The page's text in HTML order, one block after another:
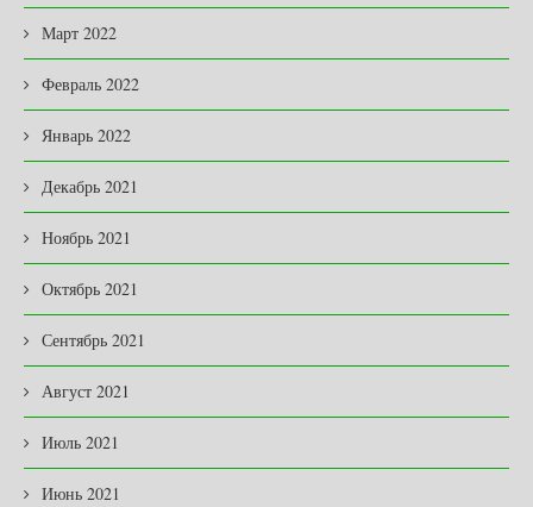
Март 2022
Февраль 2022
Январь 2022
Декабрь 2021
Ноябрь 2021
Октябрь 2021
Сентябрь 2021
Август 2021
Июль 2021
Июнь 2021